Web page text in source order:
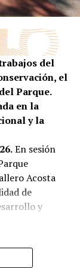
que
infancia de
León,
o en las
el
acto
fortalece un
del
el
Parque.
en la
y la
En sesión
Acosta
de
y
reafirma su
orientado al